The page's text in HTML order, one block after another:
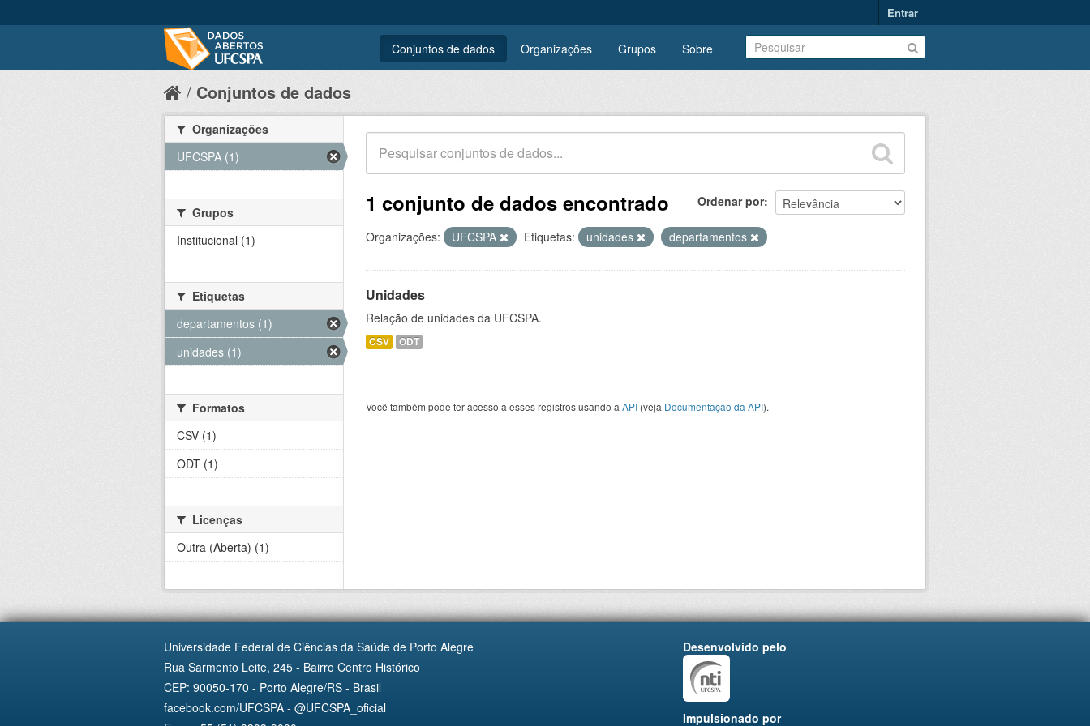
Entrar
Conjuntos de dados Organizações Grupos Sobre
Conjuntos de dados
Ordenar por
1 conjunto de dados encontrado
Organizações: UFCSPA Etiquetas: unidades departamentos
Unidades
Relação de unidades da UFCSPA.
CSV ODT
Você também pode ter acesso a esses registros usando a API (veja Documentação da API).
Organizações
UFCSPA (1)
Grupos
Institucional (1)
Etiquetas
departamentos (1)
unidades (1)
Formatos
CSV (1)
ODT (1)
Licenças
Outra (Aberta) (1)
Universidade Federal de Ciências da Saúde de Porto Alegre
Rua Sarmento Leite, 245 - Bairro Centro Histórico
CEP: 90050-170 - Porto Alegre/RS - Brasil
facebook.com/UFCSPA - @UFCSPA_oficial
Desenvolvido pelo
Impulsionado por